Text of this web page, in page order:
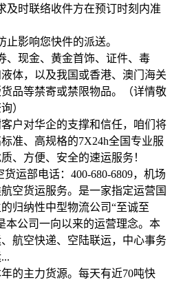
及时联络收件方在预订时刻内准
影响您快件的派送。
、现金、黄金首饰、证件、毒
体，以及我国或香港、澳门海关
品等禁寄或禁限物品。（详情敬
）
户对华企的支撑和信任，咱们将
准、高规格的7X24h全国专业服
、方便、安全的速运服务！
运部电话：400-680-6809，机场
空货运服务。是一家指定运营国
归纳性中型物流公司“至诚至
本公司一向以来的运营理念。本
航空快递、空陆联运，中心事务
的主力货源。每天有近70吨快